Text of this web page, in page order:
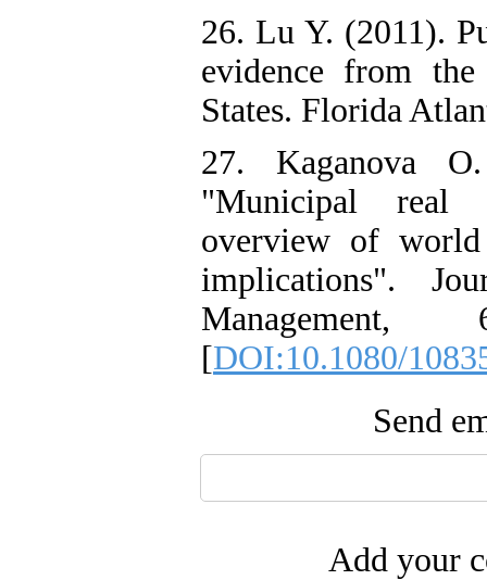
26. Lu Y. (2011).
evidence from
States. Florida
27. Kaganova
"Municipal real
overview of world
implications".
[DOI:10.1080/
Send
Add your